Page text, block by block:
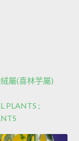
屬(喜林芋屬)
PLANTS ;